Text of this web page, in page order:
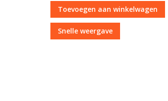
Toevoegen aan winkelwagen
Snelle weergave